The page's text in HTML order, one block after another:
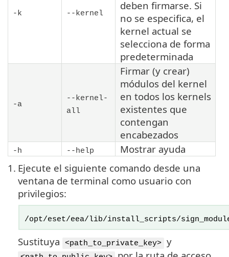
-k --kernel
deben firmarse. Si
no se especifica, el
kernel actual se
selecciona de forma
predeterminada
-a
--kernel-
all
Firmar (y crear)
módulos del kernel
en todos los kernels
existentes que
contengan
encabezados
-h --help
Mostrar ayuda
1. Ejecute el siguiente comando desde una
ventana de terminal como usuario con
privilegios:
/opt/eset/eea/lib/install_scripts/
Sustituya <path_to_private_key> y